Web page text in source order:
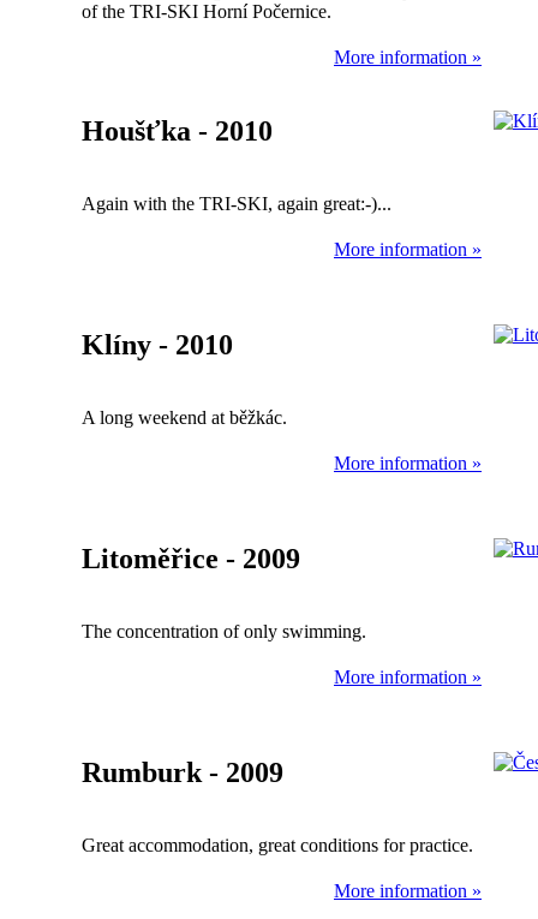
of the TRI-SKI Horní Počernice.
More information »
Houšťka - 2010
Again with the TRI-SKI, again great:-)...
More information »
Klíny - 2010
A long weekend at běžkác.
More information »
Litoměřice - 2009
The concentration of only swimming.
More information »
Rumburk - 2009
Great accommodation, great conditions for practice.
More information »